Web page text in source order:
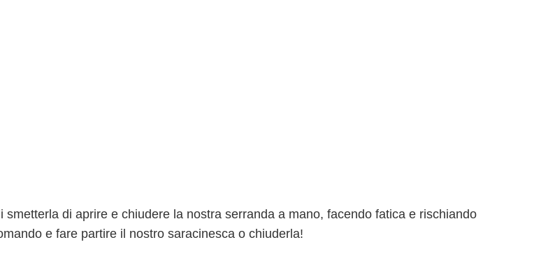
di aprire e chiudere la nostra serranda a mano, facendo fatica e rischiando
e fare partire il nostro saracinesca o chiuderla!